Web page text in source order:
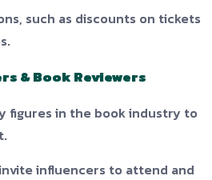
such as discounts on tickets
& Book Reviewers
figures in the book industry to
influencers to attend and